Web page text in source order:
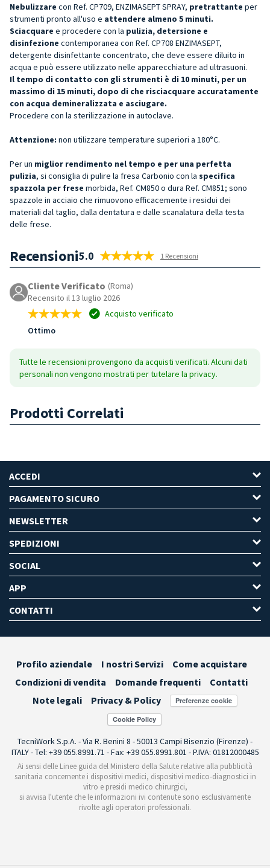
Nebulizzare con Ref. CP709, ENZIMASEPT SPRAY, pretrattante per
strumenti pronto all'uso e attendere almeno 5 minuti.
Sciacquare e procedere con la pulizia, detersione e
disinfezione contemporanea con Ref. CP708 ENZIMASEPT,
detergente disinfettante concentrato, che deve essere diluito in
acqua e può essere utilizzato nelle apparecchiature ad ultrasuoni.
Il tempo di contatto con gli strumenti è di 10 minuti, per un
massimo di 15 minuti, dopo di che risciacquare accuratamente
con acqua demineralizzata e asciugare.
Procedere con la sterilizzazione in autoclave.
Attenzione: non utilizzare temperature superiori a 180°C.
Per un miglior rendimento nel tempo e per una perfetta
pulizia, si consiglia di pulire la fresa Carbonio con la specifica
spazzola per frese morbida, Ref. CM850 o dura Ref. CM851; sono
spazzole in acciaio che rimuovono efficacemente i residui dei
materiali dal taglio, dalla dentatura e dalle scanalatura della testa
delle frese.
Recensioni5.0 1 Recensioni
Cliente Verificato (Roma)
Recensito il 13 luglio 2026
Acquisto verificato
Ottimo
Tutte le recensioni provengono da acquisti verificati. Alcuni dati
personali non vengono mostrati per tutelare la privacy.
Prodotti Correlati
ACCEDI
PAGAMENTO SICURO
NEWSLETTER
SPEDIZIONI
SOCIAL
APP
CONTATTI
Profilo aziendale I nostri Servizi
Come acquistare
Condizioni di vendita
Domande frequenti
Contatti
Note legali
Privacy & Policy Preferenze cookie
TecniWork S.p.A. - Via R. Benini 8 - 50013 Campi Bisenzio (Firenze) -
ITALY - Tel: +39 055.8991.71 - Fax: +39 055.8991.801 - P.IVA: 01812000485
Ai sensi delle Linee guida del Ministero della Salute relative alla pubblicità
sanitaria concernente i dispositivi medici, dispositivi medico-diagnostici in
vitro e presidi medico chirurgici,
si avvisa l'utente che le informazioni ivi contenute sono esclusivamente
rivolte agli operatori professionali.